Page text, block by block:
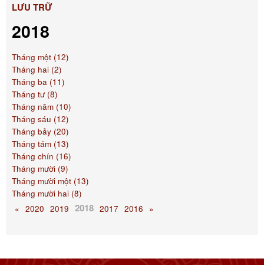
LƯU TRỮ
2018
Tháng một (12)
Tháng hai (2)
Tháng ba (11)
Tháng tư (8)
Tháng năm (10)
Tháng sáu (12)
Tháng bảy (20)
Tháng tám (13)
Tháng chín (16)
Tháng mười (9)
Tháng mười một (13)
Tháng mười hai (8)
« 2020 2019 2018 2017 2016 »